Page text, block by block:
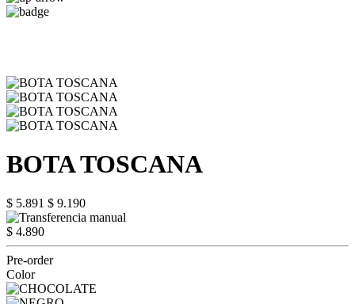
BOTA TOSCANA
$ 5.891 $ 9.190
$ 4.890
Pre-order
Color